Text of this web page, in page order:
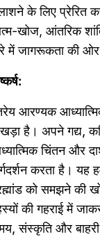
के लिए प्रेरित
खोज, आंतरिक
में जागरूकता की ओर
आरण्यक
है। अपने गद्य,
चिंतन और
करता है। यह
को समझने की
की गहराई में
संस्कृति और बाहरी